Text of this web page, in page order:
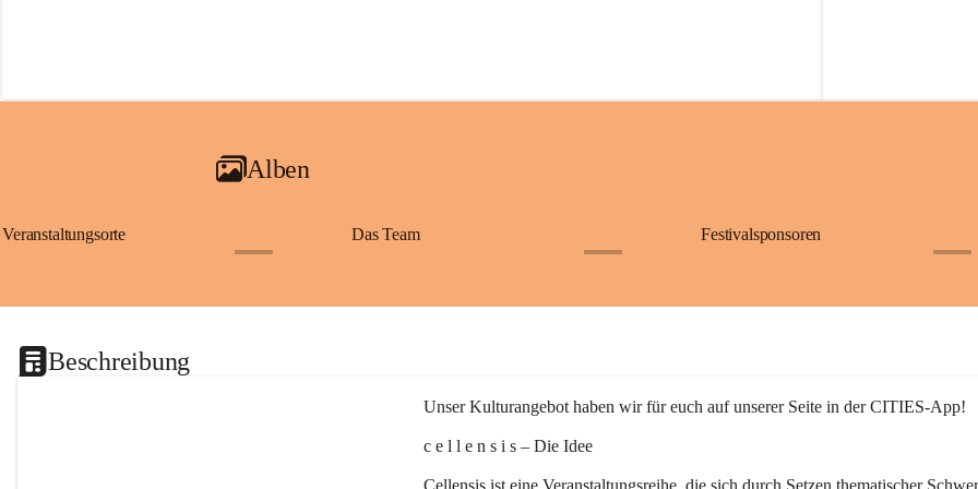
Alben
Veranstaltungsorte Das Team Festivalsponsoren
Beschreibung
Unser Kulturangebot haben wir für euch auf unserer Seite in der CITIES-App!
c e l l e n s i s – Die Idee
Cellensis ist eine Veranstaltungsreihe, die sich durch Setzen thematischer